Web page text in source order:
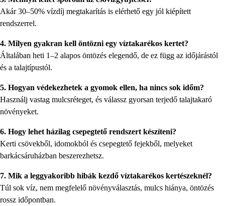
Akár 30–50% vízdíj megtakarítás is elérhető egy jól kiépített
rendszerrel.
4. Milyen gyakran kell öntözni egy víztakarékos kertet?
Általában heti 1–2 alapos öntözés elegendő, de ez függ az időjárástól
és a talajtípustól.
5. Hogyan védekezhetek a gyomok ellen, ha nincs sok időm?
Használj vastag mulcsréteget, és válassz gyorsan terjedő talajtakaró
növényeket.
6. Hogy lehet házilag csepegtető rendszert készíteni?
Kerti csövekből, idomokból és csepegtető fejekből, melyeket
barkácsáruházban beszerezhetsz.
7. Mik a leggyakoribb hibák kezdő víztakarékos kertészeknél?
Túl sok víz, nem megfelelő növényválasztás, mulcs hiánya, öntözés
rossz időpontban.